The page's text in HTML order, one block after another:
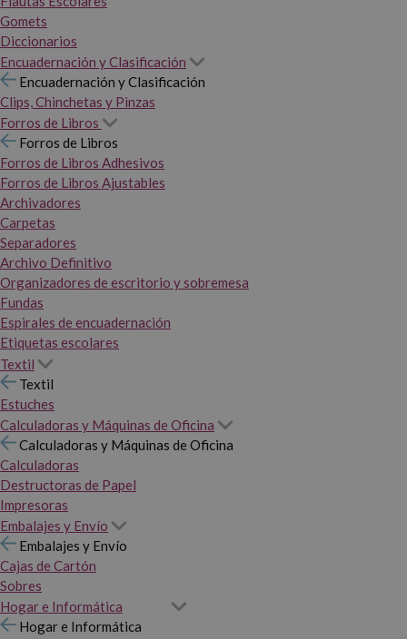
Gomets
Diccionarios
Encuadernación y Clasificación
Encuadernación y Clasificación
Clips, Chinchetas y Pinzas
Forros de Libros
Forros de Libros
Forros de Libros Adhesivos
Forros de Libros Ajustables
Archivadores
Carpetas
Separadores
Archivo Definitivo
Organizadores de escritorio y sobremesa
Fundas
Espirales de encuadernación
Etiquetas escolares
Textil
Textil
Estuches
Calculadoras y Máquinas de Oficina
Calculadoras y Máquinas de Oficina
Calculadoras
Destructoras de Papel
Impresoras
Embalajes y Envío
Embalajes y Envío
Cajas de Cartón
Sobres
Hogar e Informática
Hogar e Informática